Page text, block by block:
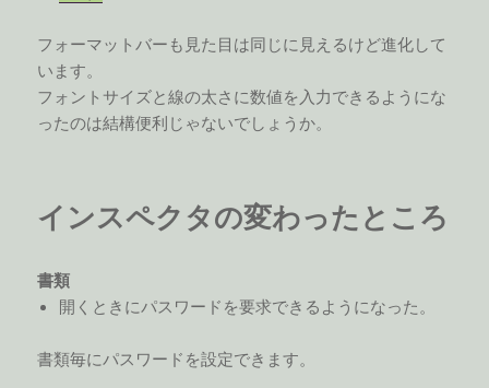
フォーマットバーも見た目は同じに見えるけど進化して
います。
フォントサイズと線の太さに数値を入力できるようにな
ったのは結構便利じゃないでしょうか。
インスペクタの変わったところ
書類
開くときにパスワードを要求できるようになった。
書類毎にパスワードを設定できます。